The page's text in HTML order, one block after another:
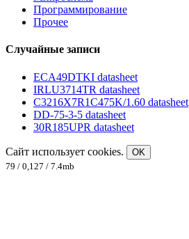
Программирование
Прочее
Случайные записи
ECA49DTKI datasheet
IRLU3714TR datasheet
C3216X7R1C475K/1.60 datasheet
DD-75-3-5 datasheet
30R185UPR datasheet
Сайт использует cookies.
OK
79 / 0,127 / 7.4mb